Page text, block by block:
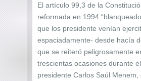
El artículo 99,3 de la
reformada en 1994
que los presidente venían
espaciadamente- desde hacía
que se reiteró peligrosamente
trescientas ocasiones durante
presidente Carlos Saúl Menem,